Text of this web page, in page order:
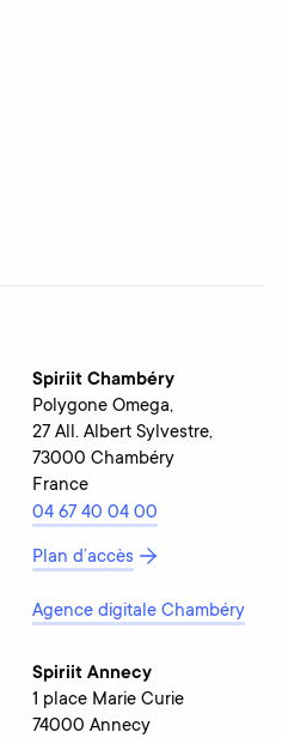
Spiriit Chambéry
Polygone Omega,
27 All. Albert Sylvestre,
73000 Chambéry
France
04 67 40 04 00
Plan d’accès
Agence digitale Chambéry
Spiriit Annecy
1 place Marie Curie
74000 Annecy